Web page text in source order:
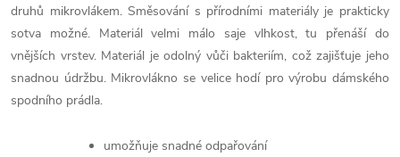
druhů mikrovlákem. Směsování s přírodními materiály je prakticky
sotva možné. Materiál velmi málo saje vlhkost, tu přenáší do
vnějších vrstev. Materiál je odolný vůči bakteriím, což zajišťuje jeho
snadnou údržbu. Mikrovlákno se velice hodí pro výrobu dámského
spodního prádla.
umožňuje snadné odpařování